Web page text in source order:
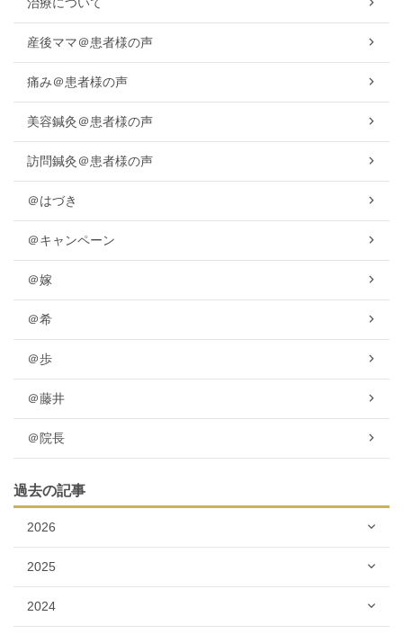
治療について
産後ママ＠患者様の声
痛み＠患者様の声
美容鍼灸＠患者様の声
訪問鍼灸＠患者様の声
＠はづき
＠キャンペーン
＠嫁
＠希
＠歩
＠藤井
＠院長
過去の記事
2026
2025
2024